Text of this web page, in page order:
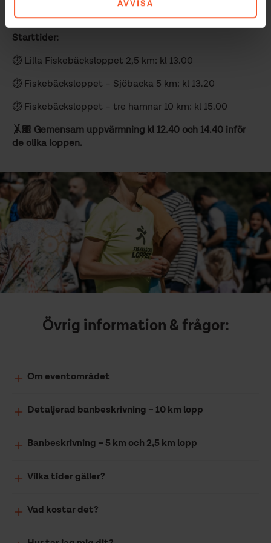
AVVISA
Starttider:
⏱ Lilla Fiskebäcksloppet 2,5 km: kl 13.00
⏱ Fiskebäcksloppet – Sjöbacka 5 km: kl 13.20
⏱ Fiskebäcksloppet – tre hamnar 10 km: kl 15.00
🤸🏽 Gemensam uppvärmning kl 12.40 och 14.40 inför
de olika loppen.
Övrig information & frågor:
Om eventområdet
Detaljerad banbeskrivning – 10 km lopp
Banbeskrivning – 5 km och 2,5 km lopp
Vilka tider gäller?
Vad kostar det?